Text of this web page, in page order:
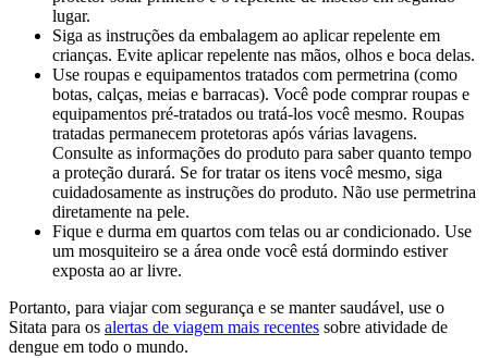
lugar.
Siga as instruções da embalagem ao aplicar repelente em
crianças. Evite aplicar repelente nas mãos, olhos e boca delas.
Use roupas e equipamentos tratados com permetrina (como
botas, calças, meias e barracas). Você pode comprar roupas e
equipamentos pré-tratados ou tratá-los você mesmo. Roupas
tratadas permanecem protetoras após várias lavagens.
Consulte as informações do produto para saber quanto tempo
a proteção durará. Se for tratar os itens você mesmo, siga
cuidadosamente as instruções do produto. Não use permetrina
diretamente na pele.
Fique e durma em quartos com telas ou ar condicionado. Use
um mosquiteiro se a área onde você está dormindo estiver
exposta ao ar livre.
Portanto, para viajar com segurança e se manter saudável, use o
Sitata para os alertas de viagem mais recentes sobre atividade de
dengue em todo o mundo.